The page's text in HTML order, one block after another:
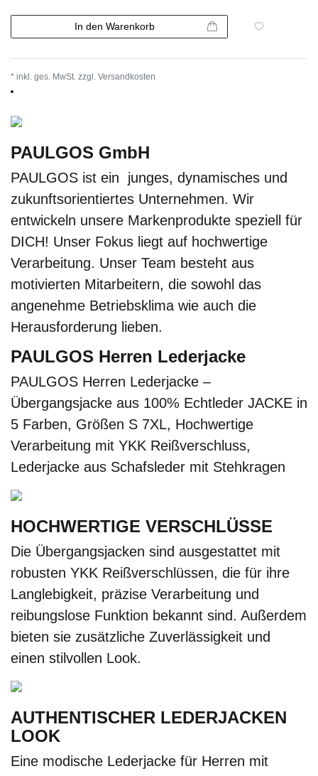
In den Warenkorb
* inkl. ges. MwSt. zzgl. Versandkosten
PAULGOS GmbH
PAULGOS ist ein junges, dynamisches und
zukunftsorientiertes Unternehmen. Wir
entwickeln unsere Markenprodukte speziell für
DICH! Unser Fokus liegt auf hochwertige
Verarbeitung. Unser Team besteht aus
motivierten Mitarbeitern, die sowohl das
angenehme Betriebsklima wie auch die
Herausforderung lieben.
PAULGOS Herren Lederjacke
PAULGOS Herren Lederjacke –
Übergangsjacke aus 100% Echtleder JACKE in
5 Farben, Größen S 7XL, Hochwertige
Verarbeitung mit YKK Reißverschluss,
Lederjacke aus Schafsleder mit Stehkragen
HOCHWERTIGE VERSCHLÜSSE
Die Übergangsjacken sind ausgestattet mit
robusten YKK Reißverschlüssen, die für ihre
Langlebigkeit, präzise Verarbeitung und
reibungslose Funktion bekannt sind. Außerdem
bieten sie zusätzliche Zuverlässigkeit und
einen stilvollen Look.
AUTHENTISCHER LEDERJACKEN
LOOK
Eine modische Lederjacke für Herren mit